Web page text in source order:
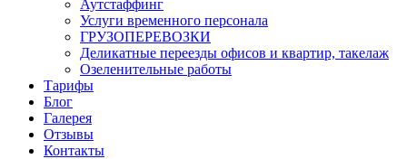
Аутстаффинг
Услуги временного персонала
ГРУЗОПЕРЕВОЗКИ
Деликатные переезды офисов и квартир, такелаж
Озеленительные работы
Тарифы
Блог
Галерея
Отзывы
Контакты